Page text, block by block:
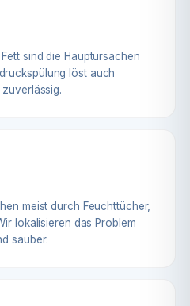
sind die Hauptursachen
löst auch
meist durch Feuchttücher,
lokalisieren das Problem
sauber.